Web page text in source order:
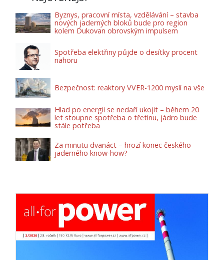
Byznys, pracovní místa, vzdělávání – stavba
nových jaderných bloků bude pro region
kolem Dukovan obrovským impulsem
Spotřeba elektřiny půjde o desítky procent
nahoru
Bezpečnost: reaktory VVER-1200 myslí na vše
Hlad po energii se nedaří ukojit – během 20
let stoupne spotřeba o třetinu, jádro bude
stále potřeba
Za minutu dvanáct – hrozí konec českého
jaderného know-how?